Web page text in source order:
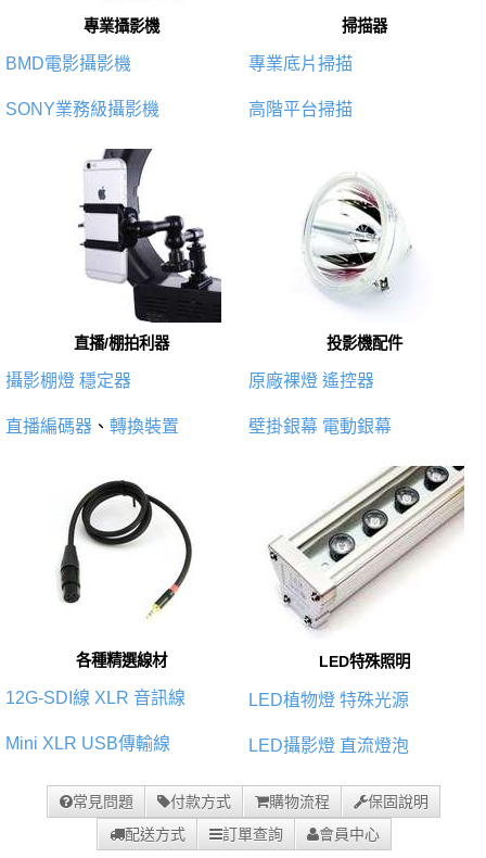
專業攝影機
BMD電影攝影機
SONY業務級攝影機
掃描器
專業底片掃描
高階平台掃描
直播/棚拍利器
攝影棚燈 穩定器
直播編碼器 、 轉換裝置
投影機配件
原廠裸燈 遙控器
壁掛銀幕 電動銀幕
各種精選線材
12G-SDI線 XLR 音訊線
Mini XLR USB傳輸線
LED特殊照明
LED植物燈 特殊光源
LED攝影燈 直流燈泡
常見問題 付款方式 購物流程
保固說明
配送方式
訂單查詢 會員中心